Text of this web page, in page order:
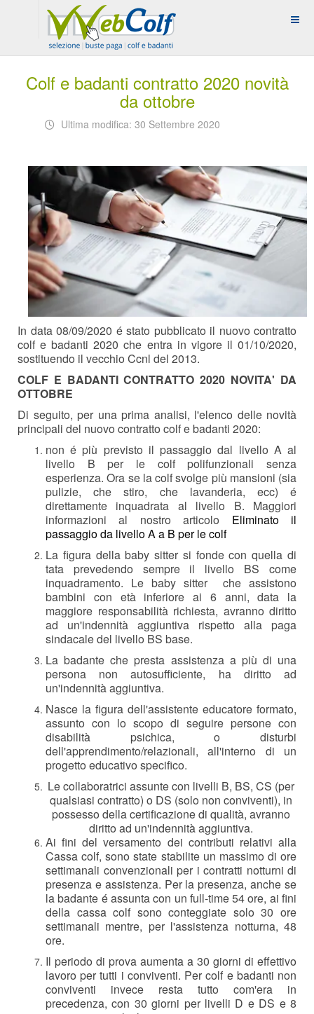
Colf e badanti contratto 2020 novità
da ottobre
Ultima modifica: 30 Settembre 2020
In data 08/09/2020 é stato pubblicato il nuovo contratto
colf e badanti 2020 che entra in vigore il 01/10/2020,
sostituendo il vecchio Ccnl del 2013.
COLF E BADANTI CONTRATTO 2020 NOVITA' DA
OTTOBRE
Di seguito, per una prima analisi, l'elenco delle novità
principali del nuovo contratto colf e badanti 2020:
non é più previsto il passaggio dal livello A al
livello B per le colf polifunzionali senza
esperienza. Ora se la colf svolge più mansioni (sia
pulizie, che stiro, che lavanderia, ecc) é
direttamente inquadrata al livello B. Maggiori
informazioni al nostro articolo Eliminato il
passaggio da livello A a B per le colf
La figura della baby sitter si fonde con quella di
tata prevedendo sempre il livello BS come
inquadramento. Le baby sitter che assistono
bambini con età inferiore ai 6 anni, data la
maggiore responsabilità richiesta, avranno diritto
ad un'indennità aggiuntiva rispetto alla paga
sindacale del livello BS base.
La badante che presta assistenza a più di una
persona non autosufficiente, ha diritto ad
un'indennità aggiuntiva.
Nasce la figura dell'assistente educatore formato,
assunto con lo scopo di seguire persone con
disabilità psichica, o disturbi
dell'apprendimento/relazionali, all'interno di un
progetto educativo specifico.
Le collaboratrici assunte con livelli B, BS, CS (per
qualsiasi contratto) o DS (solo non conviventi), in
possesso della certificazione di qualità, avranno
diritto ad un'indennità aggiuntiva.
Ai fini del versamento dei contributi relativi alla
Cassa colf, sono state stabilite un massimo di ore
settimanali convenzionali per i contratti notturni di
presenza e assistenza. Per la presenza, anche se
la badante é assunta con un full-time 54 ore, ai fini
della cassa colf sono conteggiate solo 30 ore
settimanali mentre, per l'assistenza notturna, 48
ore.
Il periodo di prova aumenta a 30 giorni di effettivo
lavoro per tutti i conviventi. Per colf e badanti non
conviventi invece resta tutto com'era in
precedenza, con 30 giorni per livelli D e DS e 8